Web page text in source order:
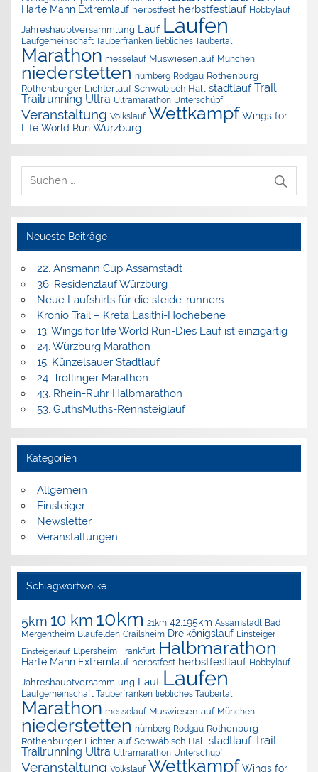
Harte Mann Extremlauf herbstfest herbstfestlauf Hobbylauf
Jahreshauptversammlung Lauf Laufen
Laufgemeinschaft Tauberfranken liebliches Taubertal
Marathon messelauf Muswiesenlauf München
niederstetten nürnberg Rodgau Rothenburg
Rothenburger Lichterlauf Schwäbisch Hall stadtlauf Trail
Trailrunning Ultra Ultramarathon Unterschüpf
Veranstaltung Volkslauf Wettkampf Wings for
Life World Run Würzburg
Neueste Beiträge
22. Ansmann Cup Assamstadt
36. Residenzlauf Würzburg
Neue Laufshirts für die steide-runners
Kronio Trail – Kreta Lasithi-Hochebene
13. Wings for life World Run-Dies Lauf ist einzigartig
24. Würzburg Marathon
15. Künzelsauer Stadtlauf
24. Trollinger Marathon
43. Rhein-Ruhr Halbmarathon
53. GuthsMuths-Rennsteiglauf
Kategorien
Allgemein
Einsteiger
Newsletter
Veranstaltungen
Schlagwortwolke
5km 10 km 10km 21km 42.195km Assamstadt Bad
Mergentheim Blaufelden Crailsheim Dreikönigslauf Einsteiger
Einsteigerlauf Elpersheim Frankfurt Halbmarathon
Harte Mann Extremlauf herbstfest herbstfestlauf Hobbylauf
Jahreshauptversammlung Lauf Laufen
Laufgemeinschaft Tauberfranken liebliches Taubertal
Marathon messelauf Muswiesenlauf München
niederstetten nürnberg Rodgau Rothenburg
Rothenburger Lichterlauf Schwäbisch Hall stadtlauf Trail
Trailrunning Ultra Ultramarathon Unterschüpf
Veranstaltung Volkslauf Wettkampf Wings for